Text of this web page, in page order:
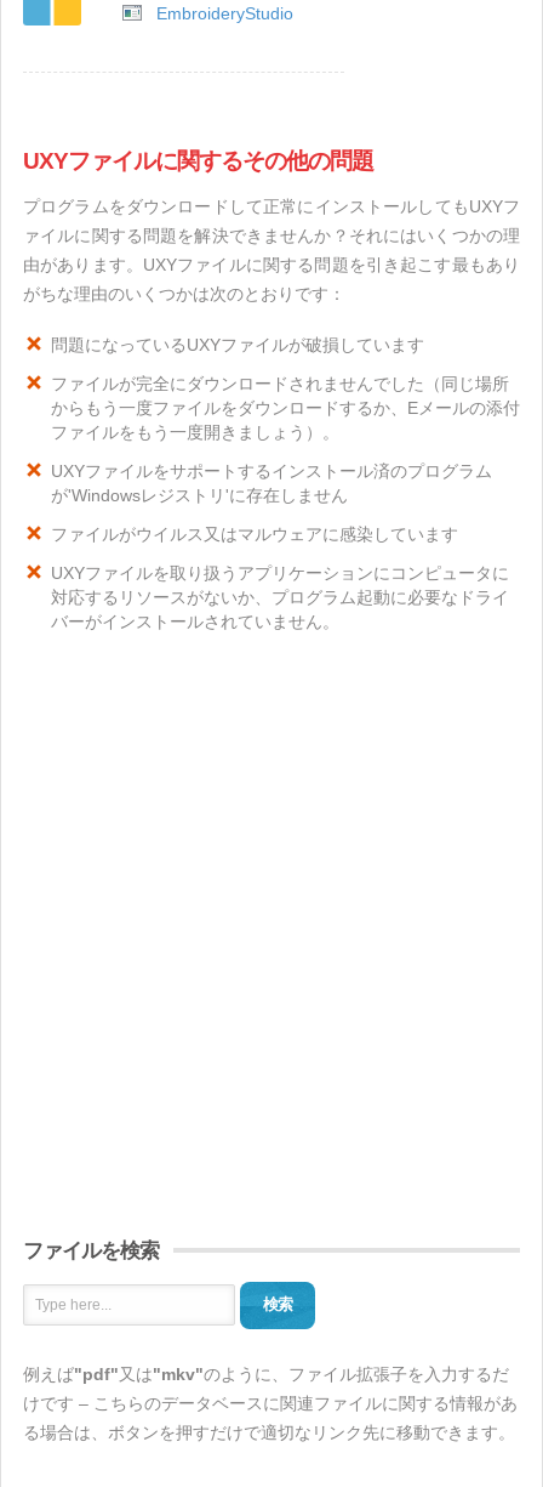
EmbroideryStudio
UXYファイルに関するその他の問題
プログラムをダウンロードして正常にインストールしてもUXYフ
ァイルに関する問題を解決できませんか？それにはいくつかの理
由があります。UXYファイルに関する問題を引き起こす最もあり
がちな理由のいくつかは次のとおりです：
問題になっているUXYファイルが破損しています
ファイルが完全にダウンロードされませんでした（同じ場所
からもう一度ファイルをダウンロードするか、Eメールの添付
ファイルをもう一度開きましょう）。
UXYファイルをサポートするインストール済のプログラム
が'Windowsレジストリ'に存在しません
ファイルがウイルス又はマルウェアに感染しています
UXYファイルを取り扱うアプリケーションにコンピュータに
対応するリソースがないか、プログラム起動に必要なドライ
バーがインストールされていません。
ファイルを検索
検索
例えば"pdf"又は"mkv"のように、ファイル拡張子を入力するだ
けです – こちらのデータベースに関連ファイルに関する情報があ
る場合は、ボタンを押すだけで適切なリンク先に移動できます。